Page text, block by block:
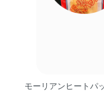
モーリアンヒートパ